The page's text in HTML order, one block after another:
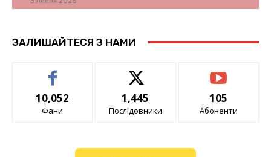
ЗАЛИШАЙТЕСЯ З НАМИ
10,052
Фани
1,445
Послідовники
105
Абоненти